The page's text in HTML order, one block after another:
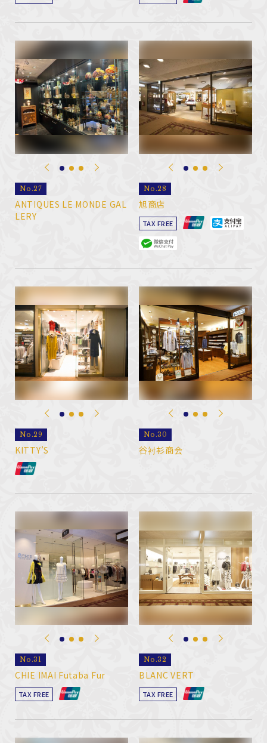
No.27
ANTIQUES LE MONDE GAL
LERY
No.28
旭商店
TAX FREE
No.29
KITTY’S
No.30
谷衬衫商会
No.31
CHIE IMAI Futaba Fur
TAX FREE
No.32
BLANC VERT
TAX FREE